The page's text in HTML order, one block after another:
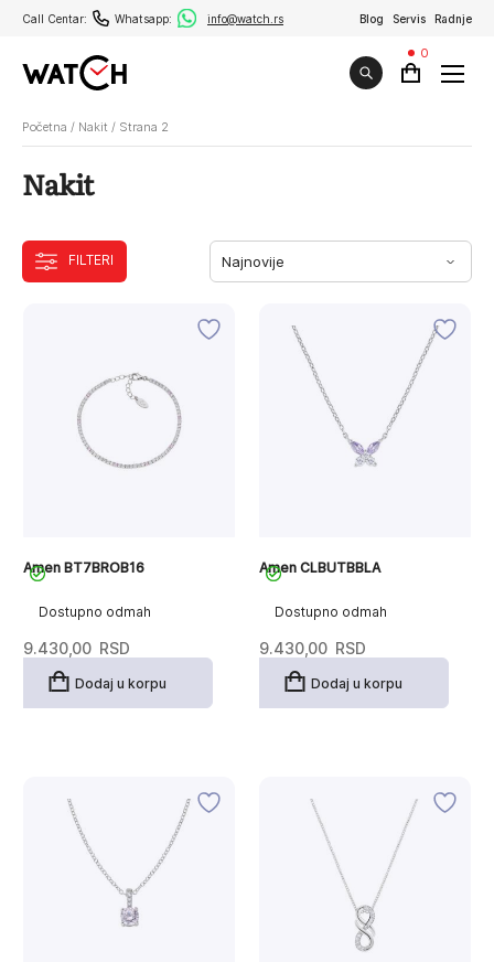
Call Centar: Whatsapp: info@watch.rs Blog Servis Radnje
0
Početna / Nakit / Strana 2
Nakit
FILTERI
Dostupno odmah
Amen BT7BROB16
9.430,00 RSD
Dodaj u korpu
Dostupno odmah
Amen CLBUTBBLA
9.430,00 RSD
Dodaj u korpu